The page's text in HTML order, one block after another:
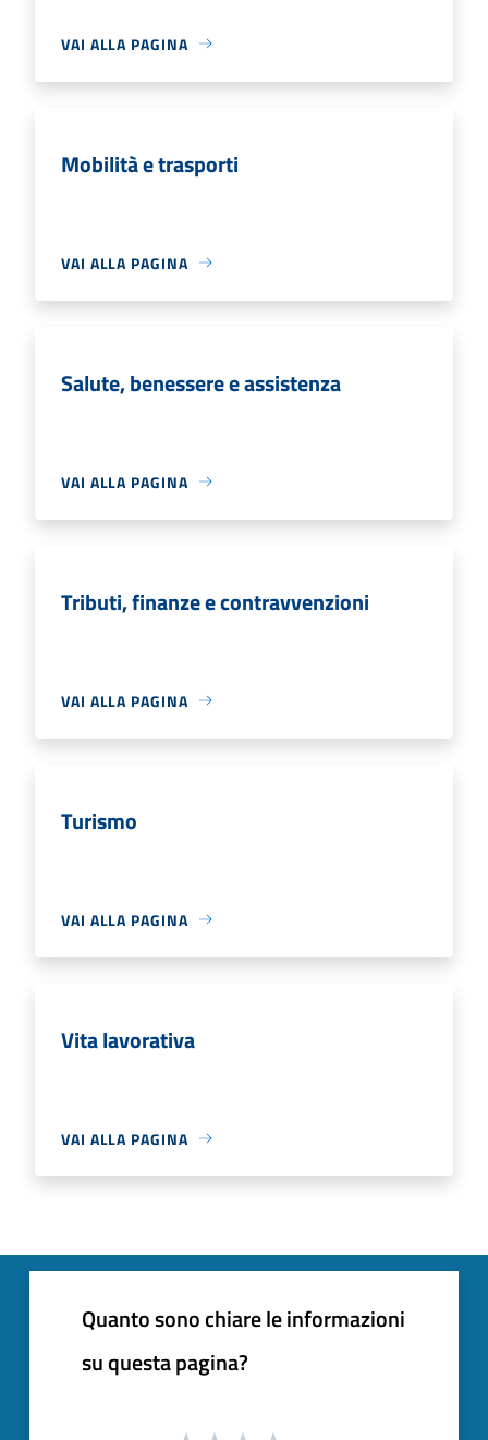
VAI ALLA PAGINA
Mobilità e trasporti
VAI ALLA PAGINA
Salute, benessere e assistenza
VAI ALLA PAGINA
Tributi, finanze e contravvenzioni
VAI ALLA PAGINA
Turismo
VAI ALLA PAGINA
Vita lavorativa
VAI ALLA PAGINA
Quanto sono chiare le informazioni
su questa pagina?